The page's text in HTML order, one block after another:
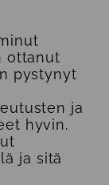
ottanut
pystynyt
ja
hyvin.
ja sitä